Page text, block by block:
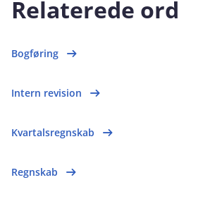
Relaterede ord
Bogføring
Intern revision
Kvartalsregnskab
Regnskab